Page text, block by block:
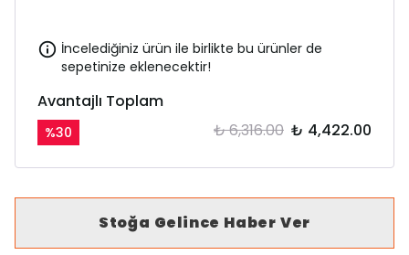
İncelediğiniz ürün ile birlikte bu ürünler de
sepetinize eklenecektir!
Avantajlı Toplam
%30 ₺ 6,316.00 ₺ 4,422.00
Stoğa Gelince Haber Ver